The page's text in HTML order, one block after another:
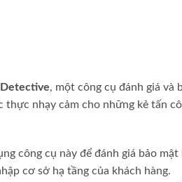
, một công cụ đánh giá và
thực nhạy cảm cho những kẻ tấn
công cụ này để đánh giá bảo mật
cơ sở hạ tầng của khách hàng.